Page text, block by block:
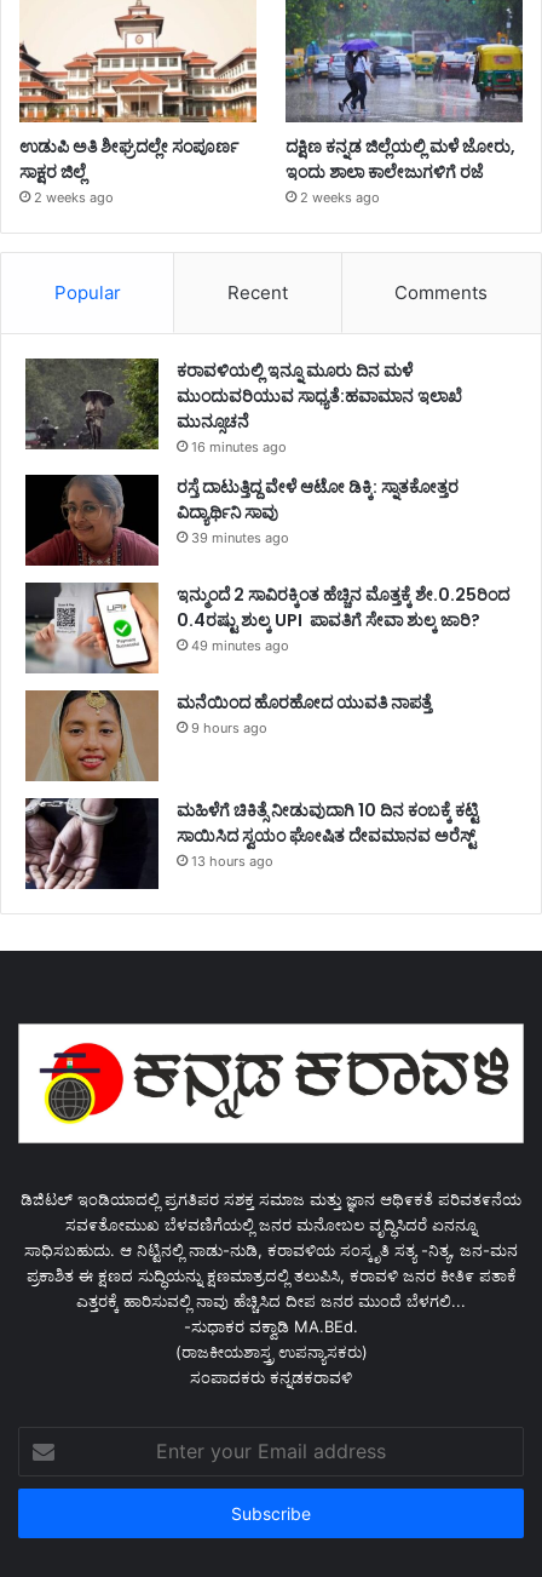
ಉಡುಪಿ ಅತಿ ಶೀಘ್ರದಲ್ಲೇ ಸಂಪೂರ್ಣ
ಸಾಕ್ಷರ ಜಿಲ್ಲೆ
2 weeks ago
ದಕ್ಷಿಣ ಕನ್ನಡ ಜಿಲ್ಲೆಯಲ್ಲಿ ಮಳೆ ಜೋರು,
ಇಂದು ಶಾಲಾ ಕಾಲೇಜುಗಳಿಗೆ ರಜೆ
2 weeks ago
Popular Recent Comments
ಕರಾವಳಿಯಲ್ಲಿ ಇನ್ನೂ ಮೂರು ದಿನ ಮಳೆ
ಮುಂದುವರಿಯುವ ಸಾಧ್ಯತೆ:ಹವಾಮಾನ ಇಲಾಖೆ
ಮುನ್ಸೂಚನೆ
16 minutes ago
ರಸ್ತೆ ದಾಟುತ್ತಿದ್ದ ವೇಳೆ ಆಟೋ ಡಿಕ್ಕಿ: ಸ್ನಾತಕೋತ್ತರ
ವಿದ್ಯಾರ್ಥಿನಿ ಸಾವು
39 minutes ago
ಇನ್ಮುಂದೆ 2 ಸಾವಿರಕ್ಕಿಂತ ಹೆಚ್ಚಿನ ಮೊತ್ತಕ್ಕೆ ಶೇ.0.25ರಿಂದ
0.4ರಷ್ಟು ಶುಲ್ಕ UPI ಪಾವತಿಗೆ ಸೇವಾ ಶುಲ್ಕ ಜಾರಿ?
49 minutes ago
ಮನೆಯಿಂದ ಹೊರಹೋದ ಯುವತಿ ನಾಪತ್ತೆ
9 hours ago
ಮಹಿಳೆಗೆ ಚಿಕಿತ್ಸೆ ನೀಡುವುದಾಗಿ 10 ದಿನ ಕಂಬಕ್ಕೆ ಕಟ್ಟಿ
ಸಾಯಿಸಿದ ಸ್ವಯಂ ಘೋಷಿತ ದೇವಮಾನವ ಅರೆಸ್ಟ್
13 hours ago
ಡಿಜಿಟಲ್ ಇಂಡಿಯಾದಲ್ಲಿ ಪ್ರಗತಿಪರ ಸಶಕ್ತ ಸಮಾಜ ಮತ್ತು ಜ್ಞಾನ ಆಥಿ೯ಕತೆ ಪರಿವತ೯ನೆಯ
ಸವ೯ತೋಮುಖ ಬೆಳವಣಿಗೆಯಲ್ಲಿ ಜನರ ಮನೋಬಲ ವೃದ್ಧಿಸಿದರೆ ಏನನ್ನೂ
ಸಾಧಿಸಬಹುದು. ಆ ನಿಟ್ಟಿನಲ್ಲಿ ನಾಡು-ನುಡಿ, ಕರಾವಳಿಯ ಸಂಸ್ಕೃತಿ ಸತ್ಯ -ನಿತ್ಯ, ಜನ-ಮನ
ಪ್ರಕಾಶಿತ ಈ ಕ್ಷಣದ ಸುದ್ಧಿಯನ್ನು ಕ್ಷಣಮಾತ್ರದಲ್ಲಿ ತಲುಪಿಸಿ, ಕರಾವಳಿ ಜನರ ಕೀತಿ೯ ಪತಾಕೆ
ಎತ್ತರಕ್ಕೆ ಹಾರಿಸುವಲ್ಲಿ ನಾವು ಹೆಚ್ಚಿಸಿದ ದೀಪ ಜನರ ಮುಂದೆ ಬೆಳಗಲಿ...
-ಸುಧಾಕರ ವಕ್ವಾಡಿ MA.BEd.
(ರಾಜಕೀಯಶಾಸ್ತ್ರ ಉಪನ್ಯಾಸಕರು)
ಸಂಪಾದಕರು ಕನ್ನಡಕರಾವಳಿ
your
Email